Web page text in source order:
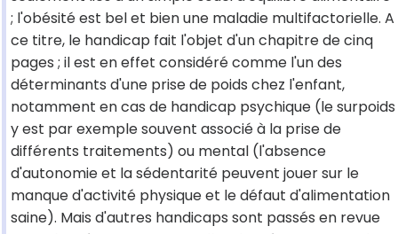
; l'obésité est bel et bien une maladie multifactorielle. A
ce titre, le handicap fait l'objet d'un chapitre de cinq
pages ; il est en effet considéré comme l'un des
déterminants d'une prise de poids chez l'enfant,
notamment en cas de handicap psychique (le surpoids
y est par exemple souvent associé à la prise de
différents traitements) ou mental (l'absence
d'autonomie et la sédentarité peuvent jouer sur le
manque d'activité physique et le défaut d'alimentation
saine). Mais d'autres handicaps sont passés en revue